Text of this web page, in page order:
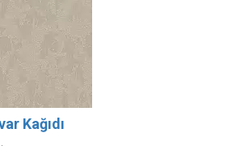
Kağıdı